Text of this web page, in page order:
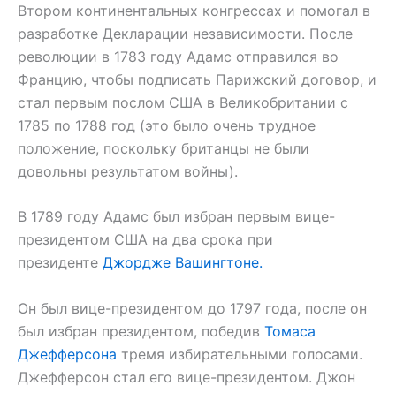
Втором континентальных конгрессах и помогал в
разработке Декларации независимости. После
революции в 1783 году Адамс отправился во
Францию, чтобы подписать Парижский договор, и
стал первым послом США в Великобритании с
1785 по 1788 год (это было очень трудное
положение, поскольку британцы не были
довольны результатом войны).
В 1789 году Адамс был избран первым вице-
президентом США на два срока при
президенте Джордже Вашингтоне.
Он был вице-президентом до 1797 года, после он
был избран президентом, победив Томаса
Джефферсона тремя избирательными голосами.
Джефферсон стал его вице-президентом. Джон